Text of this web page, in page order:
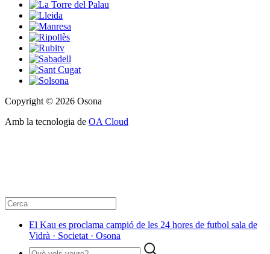
Copyright © 2026 Osona
Amb la tecnologia de OA Cloud
El Kau es proclama campió de les 24 hores de futbol sala de
Vidrà · Societat · Osona